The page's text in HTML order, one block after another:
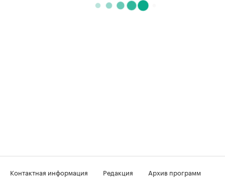
Контактная информация Редакция
Архив программ